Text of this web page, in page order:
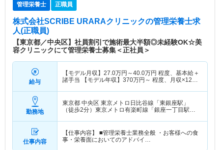
管理栄養士 正職員
株式会社SCRIBE URARAクリニックの管理栄養士求
人(正職員)
【東京都／中央区】社員割引で施術最大半額◎未経験OK☆美
容クリニックにて管理栄養士募集＜正社員＞
給与
【モデル月収】 27.0万円～40.0万円 程度、基本給＋
諸手当 【モデル年収】 370万円～ 程度、月収×12ヶ
勤務地
東京都 中央区 東京メトロ日比谷線「東銀座駅」
（徒歩2分）東京メトロ有楽町線「銀座一丁目駅」
仕事内容
【仕事内容】 ■管理栄養士業務全般 ・お客様への食
事・栄養面においてのアドバイ…